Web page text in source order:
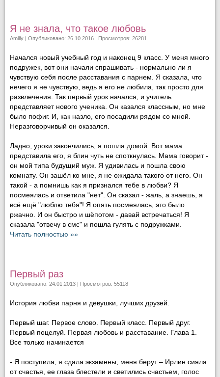
Я не знала, что такое любовь
Amilly | Опубликовано: 26.10.2016 | Просмотров: 26281
Начался новый учебный год и наконец 9 класс. У меня много
подружек, вот они начали спрашивать - нормально ли я
чувствую себя после расставания с парнем. Я сказала, что
нечего я не чувствую, ведь я его не любила, так просто для
развлечения. Так первый урок начался, и учитель
представляет нового ученика. Он казался классным, но мне
было пофиг. И, как назло, его посадили рядом со мной.
Неразговорчивый он оказался.
Ладно, уроки закончились, я пошла домой. Вот мама
представила его, я блин чуть не споткнулась. Мама говорит -
он мой типа будущий муж. Я удивилась и пошла свою
комнату. Он зашёл ко мне, я не ожидала такого от него. Он
такой - а помнишь как я признался тебе в любви? Я
посмеялась и ответила "нет". Он сказал - жаль, а знаешь, я
всё ещё "люблю тебя"! Я опять посмеялась, это было
ржачно. И он быстро и шёпотом - давай встречаться! Я
сказала "отвечу в смс" и пошла гулять с подружками.
Читать полностью »»
Первый раз
Опубликовано: 24.01.2013 | Просмотров: 55118
История любви парня и девушки, лучших друзей.
Первый шаг. Первое слово. Первый класс. Первый друг.
Первый поцелуй. Первая любовь и расставание. Глава 1.
Все только начинается
- Я поступила, я сдала экзамены, меня берут – Ирлин сияла
от счастья, ее глаза блестели и светились счастьем, голос